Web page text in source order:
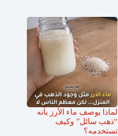
لماذا يوصف ماء الأرز بأنه
“ذهب سائل” وكيف
تستخدمه؟